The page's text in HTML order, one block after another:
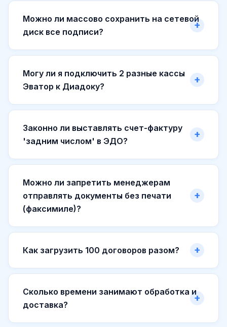
Можно ли массово сохранить на сетевой
диск все подписи?
Могу ли я подключить 2 разные кассы
Эватор к Диадоку?
Законно ли выставлять счет-фактуру
'задним числом' в ЭДО?
Можно ли запретить менеджерам
отправлять документы без печати
(факсимиле)?
Как загрузить 100 договоров разом?
Сколько времени занимают обработка и
доставка?